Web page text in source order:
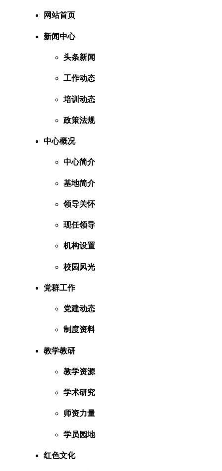
网站首页
新闻中心
头条新闻
工作动态
培训动态
政策法规
中心概况
中心简介
基地简介
领导关怀
现任领导
机构设置
校园风光
党群工作
党建动态
制度资料
教学教研
教学资源
学术研究
师资力量
学员园地
红色文化